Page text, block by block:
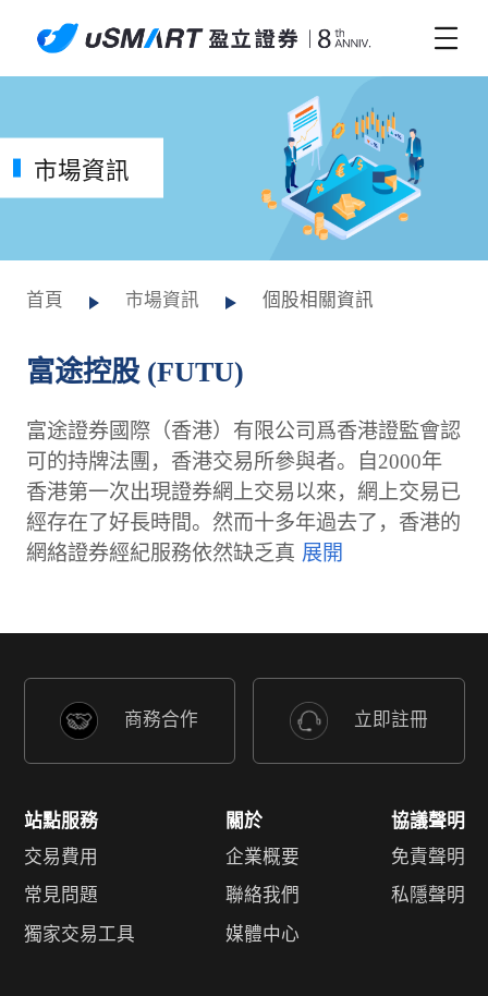
市場資訊
首頁 市場資訊 個股相關資訊
富途控股 (FUTU)
富途證券國際（香港）有限公司爲香港證監會認
可的持牌法團，香港交易所參與者。自2000年
香港第一次出現證券網上交易以來，網上交易已
經存在了好長時間。然而十多年過去了，香港的
網絡證券經紀服務依然缺乏真
商務合作 立即註冊
站點服務
交易費用
常見問題
獨家交易工具
關於
企業概要
聯絡我們
媒體中心
協議聲明
免責聲明
私隱聲明